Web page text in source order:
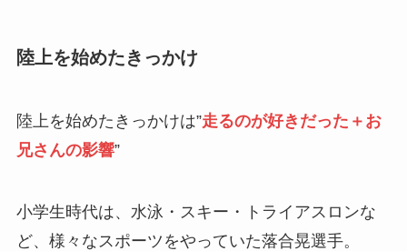
陸上を始めたきっかけ
陸上を始めたきっかけは”走るのが好きだった＋お
兄さんの影響”
小学生時代は、水泳・スキー・トライアスロンな
ど、様々なスポーツをやっていた落合晃選手。